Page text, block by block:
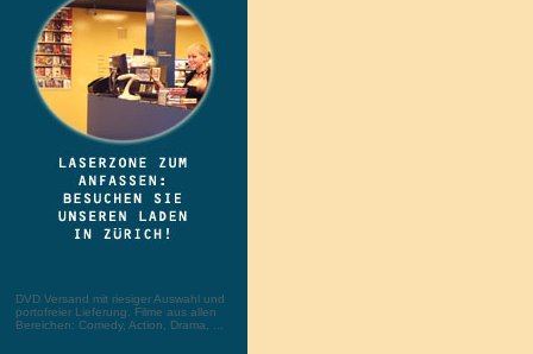
DVD Versand mit riesiger Auswahl und
portofreier Lieferung. Filme aus allen
Bereichen: Comedy, Action, Drama, ...